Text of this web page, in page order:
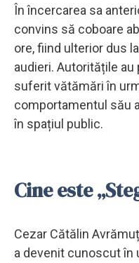
În încercarea sa
convins să coboare
ore, fiind ulterior dus
audieri. Autoritățile
suferit vătămări în
comportamentul său
în spațiul public.
Cine este
Cezar Cătălin
a devenit cunoscut în